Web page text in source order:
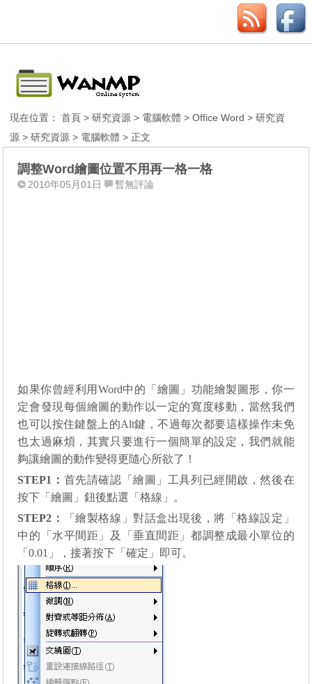
現在位置：首頁 >研究資源 > 電腦軟體 >Office Word >研究資
源 >研究資源 > 電腦軟體 > 正文
調整Word繪圖位置不用再一格一格
2010年05月01日 暫無評論
如果你曾經利用 Word中的「繪圖」功能繪製圖形，你一
定會發現每個繪圖的動作以一定的寬度移動，當然我們
也可以按住鍵盤上的Alt鍵，不過每次都要這樣操作未免
也太過麻煩，其實只要進行一個簡單的設定，我們就能
夠讓繪圖的動作變得更隨心所欲了！
STEP1 ： 首先請確認「繪圖」工具列已經開啟，然後在
按下「繪圖 」鈕後點選「格線 」 。
STEP2 ： 「繪製格線」對話盒出現後， 將「格線設定」
中的「水平間距」及「垂直間距」都調整成最小單位的
「0.01 」，接著按下 「確定 」 即可。